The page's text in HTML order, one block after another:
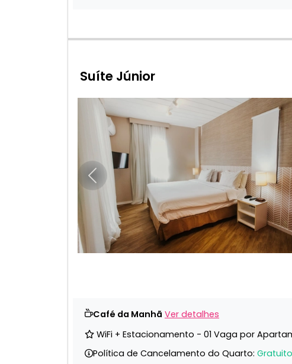
Suíte Júnior
Anterior
Café da Manhã Ver detalhes
WiFi + Estacionamento - 01 Vaga por
Política de Cancelamento do Quarto: Gratuito